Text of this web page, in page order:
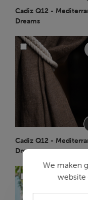
Cadiz Q12 -
Dreams
Cadiz Q12 -
Dreams
We maken
website